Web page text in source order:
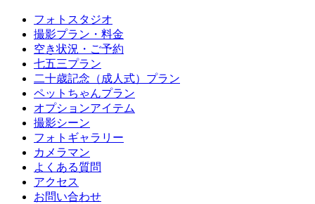
フォトスタジオ
撮影プラン・料金
空き状況・ご予約
七五三プラン
二十歳記念（成人式）プラン
ペットちゃんプラン
オプションアイテム
撮影シーン
フォトギャラリー
カメラマン
よくある質問
アクセス
お問い合わせ